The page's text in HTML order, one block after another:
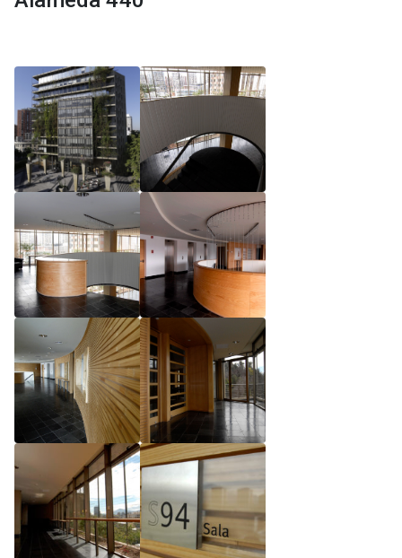
Reglamento de Magíster, Pontificia Universidad
Universidad Católica de Chile
Reglamento de Magíster, Pontificia Universidad
Católica de Chile LLM UC 2025
Reglamento de Seminarios de Graduación
Programa de Magíster en Derecho, LLM 2025